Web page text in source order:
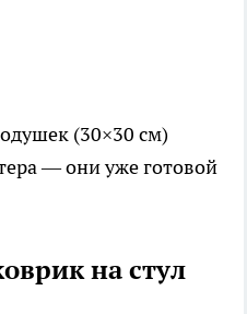
(30×30 см)
— они уже готовой
на стул